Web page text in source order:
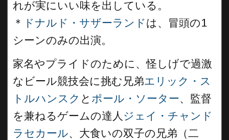
れが実にいい味を出している。
＊ ドナルド・サザーランドは、冒頭の1
シーンのみの出演。
家名やプライドのために、怪しげで過激
なビール競技会に挑む兄弟エリック・ス
トルハンスク と ポール・ソーター、監督
を兼ねるゲームの達人 ジェイ・チャンド
ラセカール、大食いの双子の兄弟（二